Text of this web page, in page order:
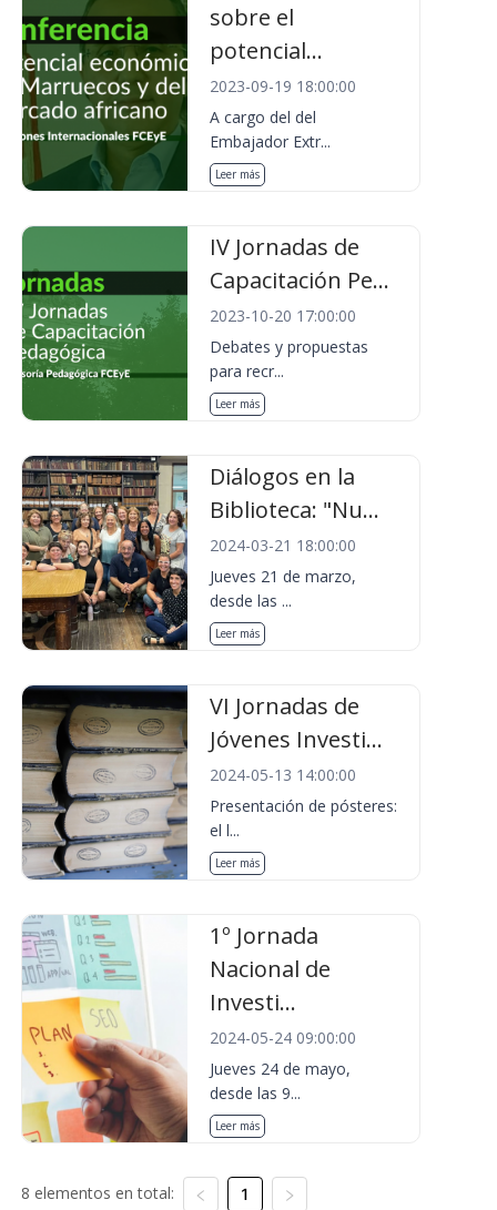
sobre el
potencial...
2023-09-19 18:00:00
A cargo del del
Embajador Extr...
Leer más
IV Jornadas de
Capacitación Pe...
2023-10-20 17:00:00
Debates y propuestas
para recr...
Leer más
Diálogos en la
Biblioteca: "Nu...
2024-03-21 18:00:00
Jueves 21 de marzo,
desde las ...
Leer más
VI Jornadas de
Jóvenes Investi...
2024-05-13 14:00:00
Presentación de pósteres:
el l...
Leer más
1º Jornada
Nacional de
Investi...
2024-05-24 09:00:00
Jueves 24 de mayo,
desde las 9...
Leer más
8 elementos en total: 1